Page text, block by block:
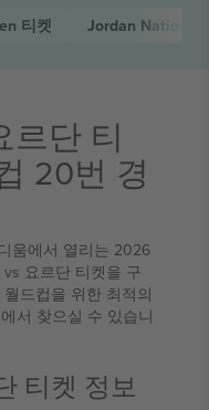
티켓 Jordan National
르단 티
20번 경
움에서 열리는 2026
요르단 티켓을 구
드컵을 위한 최적의
서 찾으실 수 있습니
티켓 정보